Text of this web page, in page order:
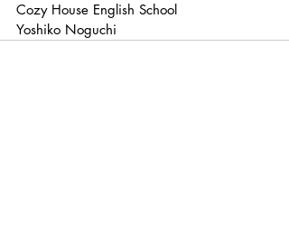
Cozy House English School
Yoshiko Noguchi